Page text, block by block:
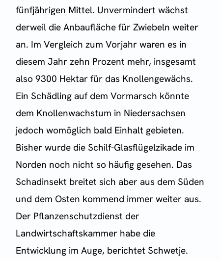
fünfjährigen Mittel. Unvermindert wächst
derweil die Anbaufläche für Zwiebeln weiter
an. Im Vergleich zum Vorjahr waren es in
diesem Jahr zehn Prozent mehr, insgesamt
also 9300 Hektar für das Knollengewächs.
Ein Schädling auf dem Vormarsch könnte
dem Knollenwachstum in Niedersachsen
jedoch womöglich bald Einhalt gebieten.
Bisher wurde die Schilf-Glasflügelzikade im
Norden noch nicht so häufig gesehen. Das
Schadinsekt breitet sich aber aus dem Süden
und dem Osten kommend immer weiter aus.
Der Pflanzenschutzdienst der
Landwirtschaftskammer habe die
Entwicklung im Auge, berichtet Schwetje.